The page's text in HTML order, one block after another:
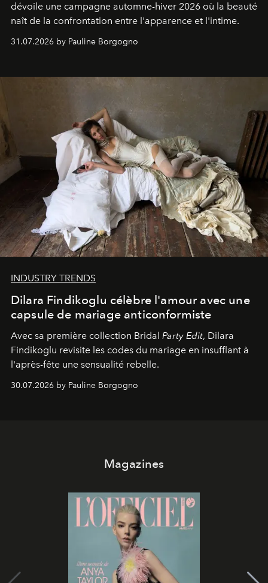
dévoile une campagne automne-hiver 2026 où la beauté
naît de la confrontation entre l'apparence et l'intime.
31.07.2026 by Pauline Borgogno
INDUSTRY TRENDS
Dilara Findikoglu célèbre l'amour avec une
capsule de mariage anticonformiste
Avec sa première collection Bridal Party Edit, Dilara
Findikoglu revisite les codes du mariage en insufflant à
l'après-fête une sensualité rebelle.
30.07.2026 by Pauline Borgogno
Magazines